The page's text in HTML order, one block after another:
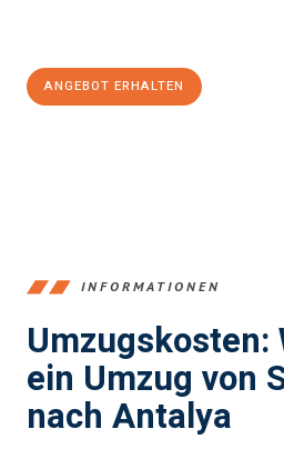
ANGEBOT ERHALTEN
INFORMATIONEN
Umzugskosten:
ein Umzug von
nach Antalya